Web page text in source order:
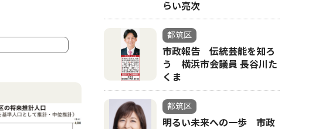
4
らい亮次
都筑区
市政報告 伝統芸能を知ろ
う 横浜市会議員 長谷川た
くま
都筑区
明るい未来への一歩 市政